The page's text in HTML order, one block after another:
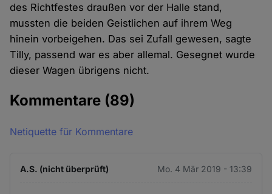
des Richtfestes draußen vor der Halle stand,
mussten die beiden Geistlichen auf ihrem Weg
hinein vorbeigehen. Das sei Zufall gewesen, sagte
Tilly, passend war es aber allemal. Gesegnet wurde
dieser Wagen übrigens nicht.
Kommentare (89)
Netiquette für Kommentare
A.S. (nicht überprüft) Mo. 4 Mär 2019 - 13:39